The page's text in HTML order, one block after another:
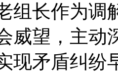
组长作为调
威望，主动
现矛盾纠纷